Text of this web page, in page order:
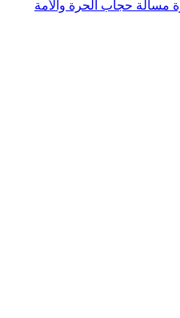
مسألة حجاب الحرة والأمة